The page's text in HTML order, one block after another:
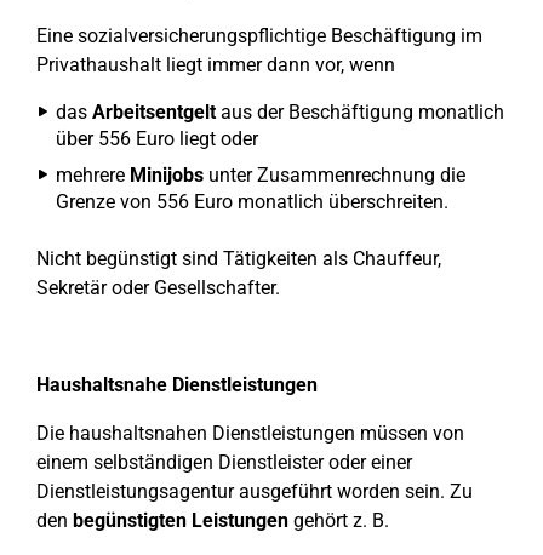
Eine sozialversicherungspflichtige Beschäftigung im
Privathaushalt liegt immer dann vor, wenn
das Arbeitsentgeltaus der Beschäftigung monatlich
über 556 Euro liegt oder
mehrere Minijobs unter Zusammenrechnung die
Grenze von 556 Euro monatlich überschreiten.
Nicht begünstigt sind Tätigkeiten als Chauffeur,
Sekretär oder Gesellschafter.
Haushaltsnahe Dienstleistungen
Die haushaltsnahen Dienstleistungen müssen von
einem selbständigen Dienstleister oder einer
Dienstleistungsagentur ausgeführt worden sein. Zu
den begünstigten Leistungen gehört z. B.